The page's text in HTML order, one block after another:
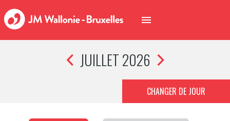
JUILLET 2026
CHANGER DE JOUR